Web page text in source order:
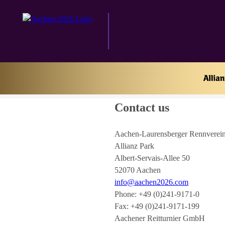
Contact us
Aachen-Laurensberger
Allianz Park
Albert-Servais-Allee 50
52070 Aachen
info@aachen2026.com
Phone: +49 (0)241-9171-0
Fax: +49 (0)241-9171-199
Aachener Reitturnier GmbH